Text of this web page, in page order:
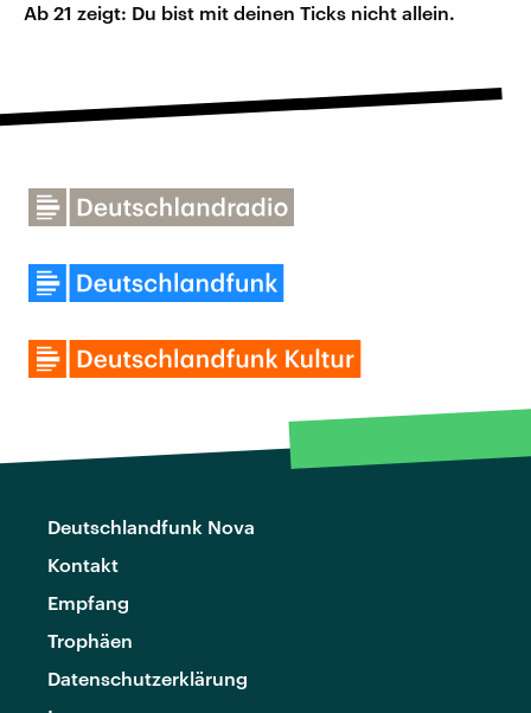
Ab 21 zeigt: Du bist mit deinen Ticks nicht allein.
Deutschlandfunk Nova
Kontakt
Empfang
Trophäen
Datenschutzerklärung